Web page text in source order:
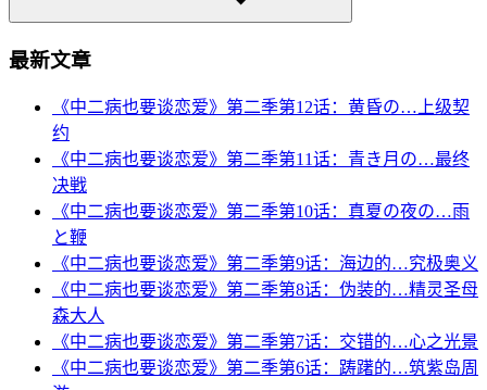
最新文章
《中二病也要谈恋爱》第二季第12话：黄昏の…上级契
约
《中二病也要谈恋爱》第二季第11话：青き月の…最终
决戦
《中二病也要谈恋爱》第二季第10话：真夏の夜の…雨
と鞭
《中二病也要谈恋爱》第二季第9话：海边的…究极奥义
《中二病也要谈恋爱》第二季第8话：伪装的…精灵圣母
森大人
《中二病也要谈恋爱》第二季第7话：交错的…心之光景
《中二病也要谈恋爱》第二季第6话：踌躇的…筑紫岛周